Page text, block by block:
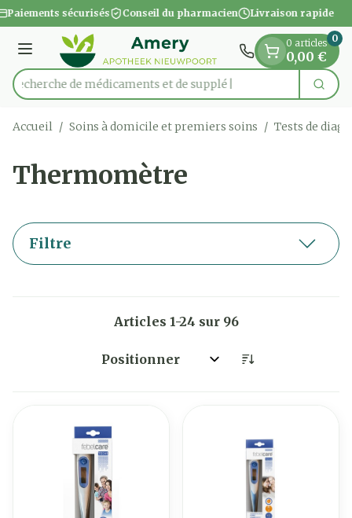
Aller au contenu
1 de 1
Paiements sécurisés Conseil du pharmacien Livraison rapide
Menu
Rechercher
Recherche de médi
0 articles
0,00 €
0
Accueil / Soins à domicile et premiers soins / Tests de
Thermomètre
Filtre
Articles 1-24 sur 96
Trier par: